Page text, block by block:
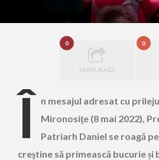
0
PARTAJEAZĂ
0
Î n mesajul adresat cu
Mironosiţe (8 mai 2022),
Patriarh Daniel se roagă
creştine să primească bucurie și